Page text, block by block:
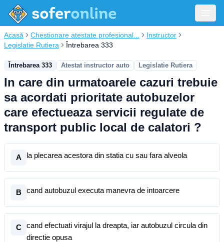
Acasă Chestionare atestate profesional...
Instructor
Legislatie Rutiera
Întrebarea 333
Întrebarea 333 Atestat instructor auto Legislatie Rutiera
In care din urmatoarele cazuri trebuie
sa acordati prioritate autobuzelor
care efectueaza servicii regulate de
transport public local de calatori ?
A la plecarea acestora din statia cu sau fara alveola
B cand autobuzul executa manevra de intoarcere
C
cand efectuati virajul la dreapta, iar autobuzul circula din
directie opusa